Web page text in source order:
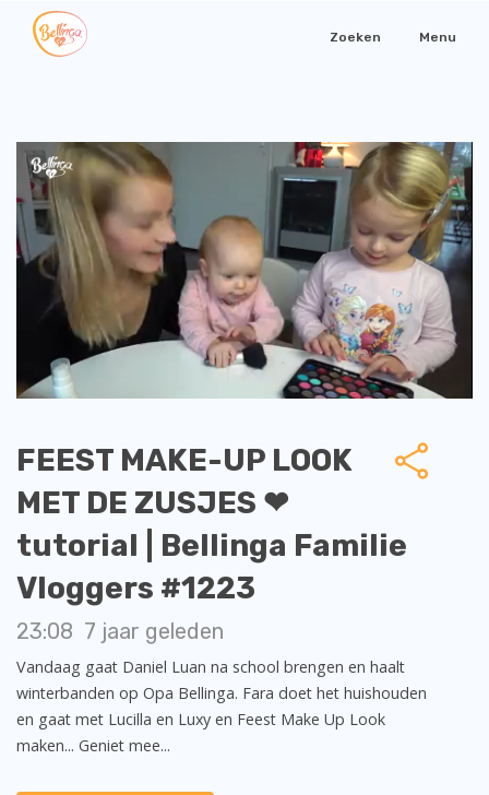
Zoeken Menu
FEEST MAKE-UP LOOK
MET DE ZUSJES ❤
tutorial | Bellinga Familie
Vloggers #1223
23:08 7 jaar geleden
Vandaag gaat Daniel Luan na school brengen en haalt
winterbanden op Opa Bellinga. Fara doet het huishouden
en gaat met Lucilla en Luxy en Feest Make Up Look
maken... Geniet mee...